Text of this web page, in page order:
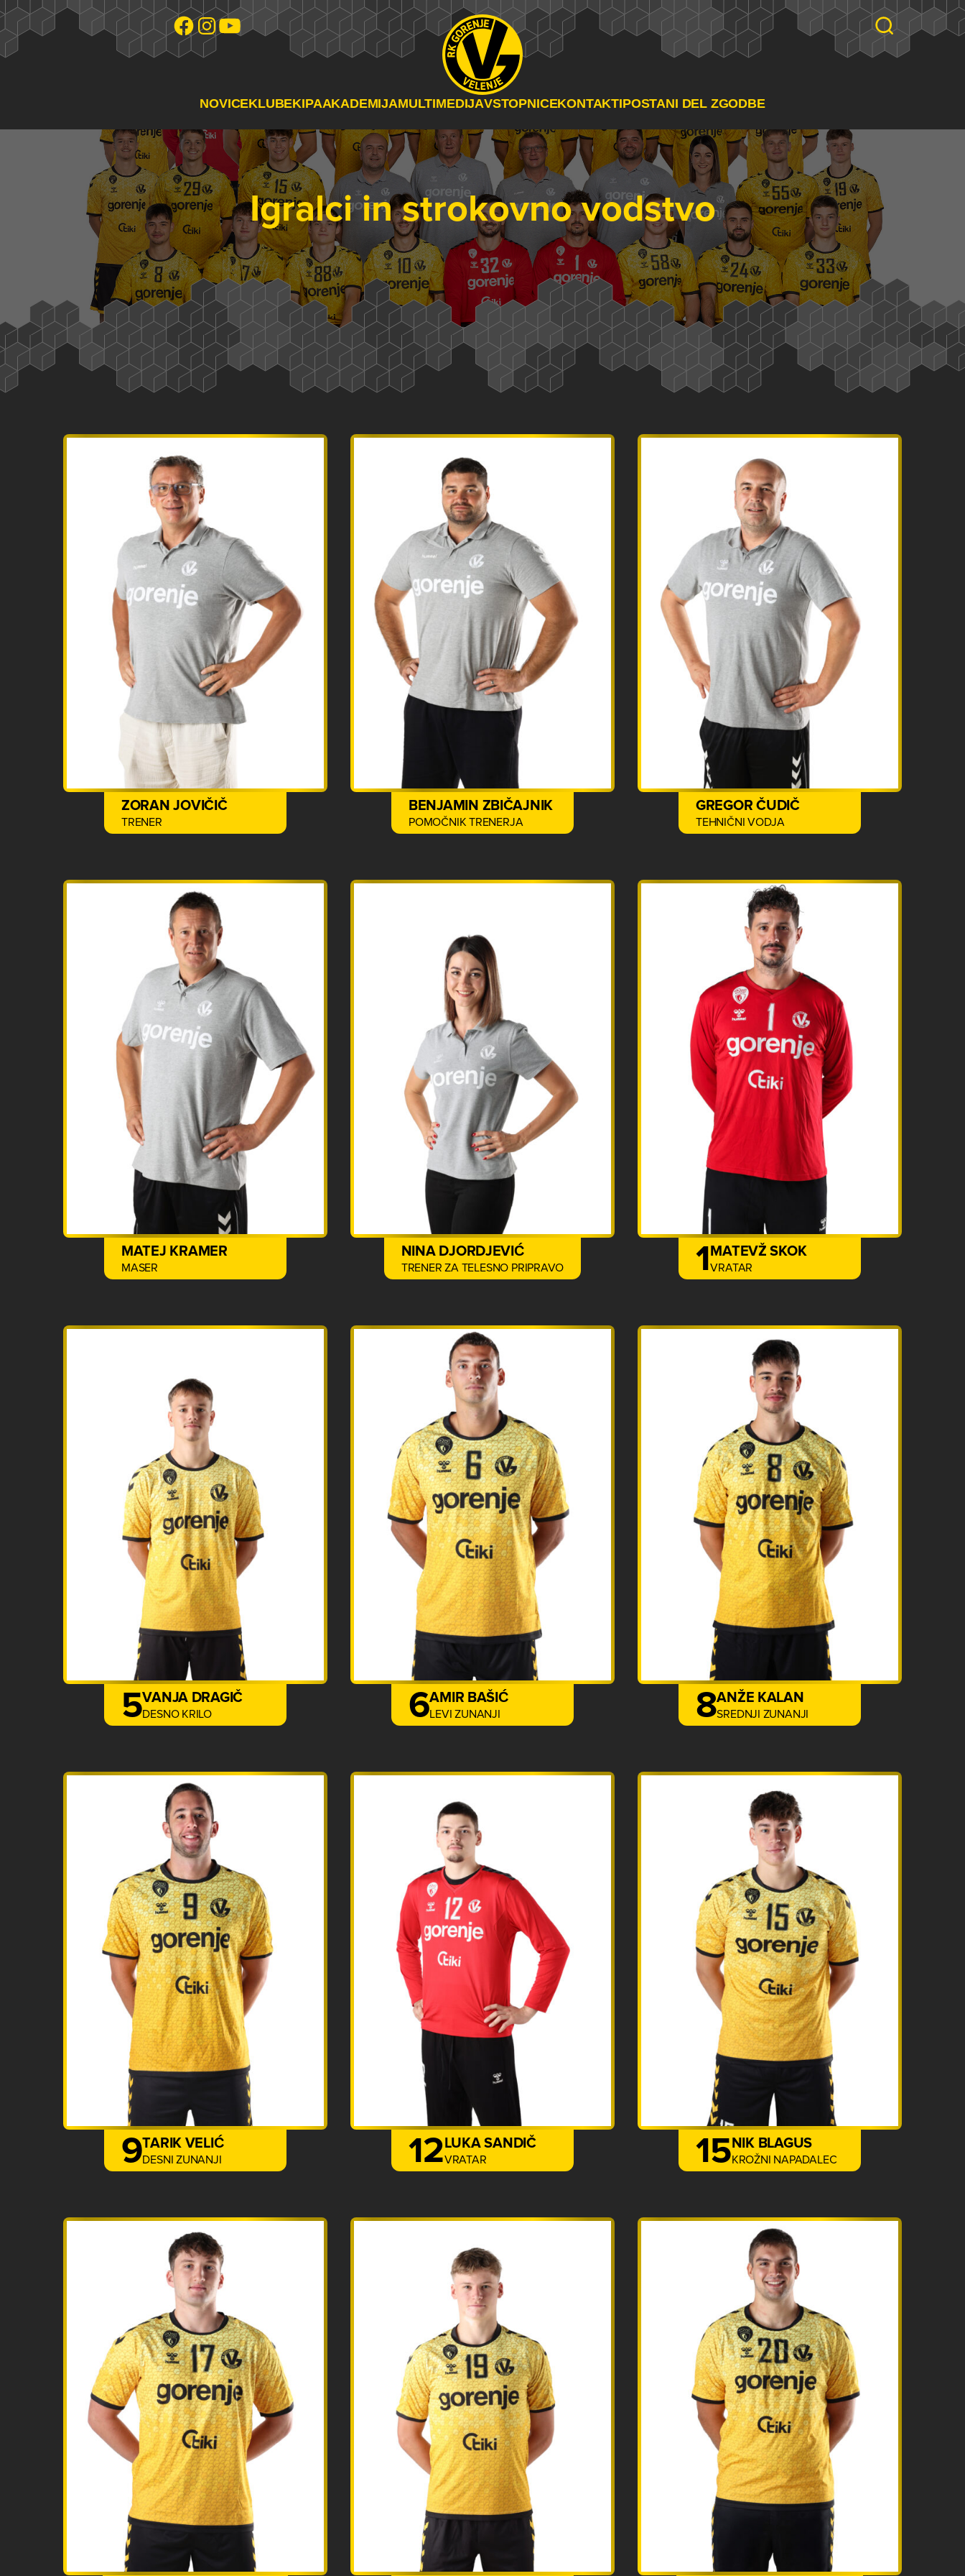
NOVICEKLUBEKIPAAKADEMIJAMULTIMEDIJAVSTOPNICEKONTAKTIPOSTANI DEL ZGODBE
Igralci in strokovno vodstvo
ZORAN JOVIČIČ
TRENER
BENJAMIN ZBIČAJNIK
POMOČNIK TRENERJA
GREGOR ČUDIČ
TEHNIČNI VODJA
MATEJ KRAMER
MASER
NINA DJORDJEVIĆ
TRENER ZA TELESNO PRIPRAVO 1MATEVŽ SKOK
VRATAR
5VANJA DRAGIČ
DESNO KRILO 6AMIR BAŠIĆ
LEVI ZUNANJI 8ANŽE KALAN
SREDNJI ZUNANJI
9TARIK VELIĆ
DESNI ZUNANJI 12LUKA SANDIČ
VRATAR 15NIK BLAGUS
KROŽNI NAPADALEC